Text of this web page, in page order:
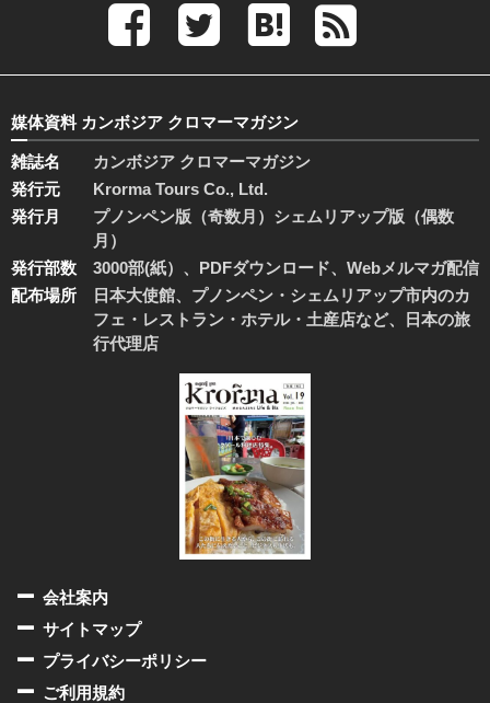
媒体資料 カンボジア クロマーマガジン
雑誌名
カンボジア クロマーマガジン
発行元
Krorma Tours Co., Ltd.
発行月
プノンペン版（奇数月）シェムリアップ版（偶数
月）
発行部数
3000部(紙）、PDFダウンロード、Webメルマガ配信
配布場所
日本大使館、プノンペン・シェムリアップ市内のカ
フェ・レストラン・ホテル・土産店など、日本の旅
行代理店
会社案内
サイトマップ
プライバシーポリシー
ご利用規約